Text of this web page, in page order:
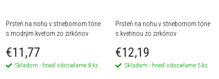
Prsteň na nohu v striebornom tóne
s modrým kvetom zo zirkónov
€11,77
Skladom - hneď odosielame 8 ks
Prsteň na nohu v striebornom tóne
s kvetinou zo zirkónov
€12,19
Skladom - hneď odosielame 5 ks